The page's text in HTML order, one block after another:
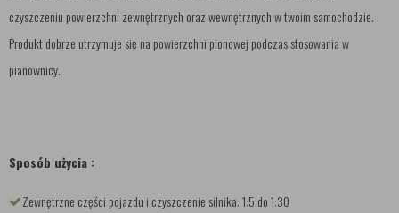
czyszczeniu powierzchni zewnętrznych oraz wewnętrznych w twoim samochodzie.
Produkt dobrze utrzymuje się na powierzchni pionowej podczas stosowania w
pianownicy.
Sposób użycia :
Zewnętrzne części pojazdu i czyszczenie silnika: 1:5 do 1:30